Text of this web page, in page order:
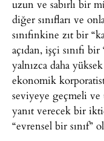
uzun ve sabırlı bir
diğer sınıfları ve
sınıfınkine zıt bir
açıdan, işçi sınıfı
yalnızca daha
ekonomik
seviyeye geçmeli ve
yanıt verecek bir
“evrensel bir sınıf”